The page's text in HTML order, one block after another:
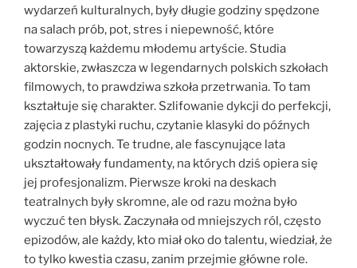
wydarzeń kulturalnych, były długie godziny spędzone
na salach prób, pot, stres i niepewność, które
towarzyszą każdemu młodemu artyście. Studia
aktorskie, zwłaszcza w legendarnych polskich szkołach
filmowych, to prawdziwa szkoła przetrwania. To tam
kształtuje się charakter. Szlifowanie dykcji do perfekcji,
zajęcia z plastyki ruchu, czytanie klasyki do późnych
godzin nocnych. Te trudne, ale fascynujące lata
ukształtowały fundamenty, na których dziś opiera się
jej profesjonalizm. Pierwsze kroki na deskach
teatralnych były skromne, ale od razu można było
wyczuć ten błysk. Zaczynała od mniejszych ról, często
epizodów, ale każdy, kto miał oko do talentu, wiedział, że
to tylko kwestia czasu, zanim przejmie główne role.